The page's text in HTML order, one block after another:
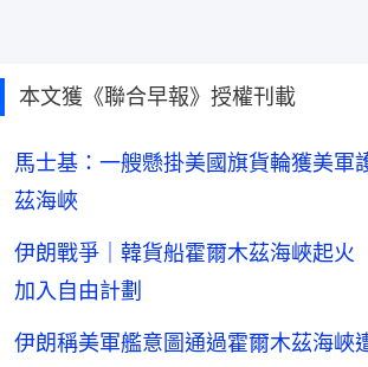
本文獲《聯合早報》授權刊載
馬士基：一艘懸掛美國旗貨輪獲美軍
茲海峽
伊朗戰爭｜韓貨船霍爾木茲海峽起
加入自由計劃
伊朗稱美軍艦意圖通過霍爾木茲海